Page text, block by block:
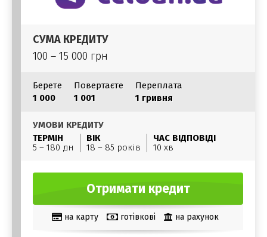
СУМА КРЕДИТУ
100 – 15 000 грн
Берете
1 000
Повертаєте
1 001
Переплата
1 гривня
УМОВИ КРЕДИТУ
ТЕРМІН
5 – 180 дн
ВІК
18 – 85 років
ЧАС ВІДПОВІДІ
10 хв
Отримати кредит
на карту готівкові на рахунок